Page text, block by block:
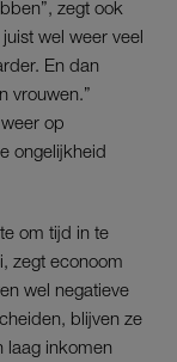
zegt ook
wel weer veel
En dan
vrouwen.”
op
ongelijkheid
om tijd in te
zegt econoom
wel negatieve
blijven ze
laag inkomen